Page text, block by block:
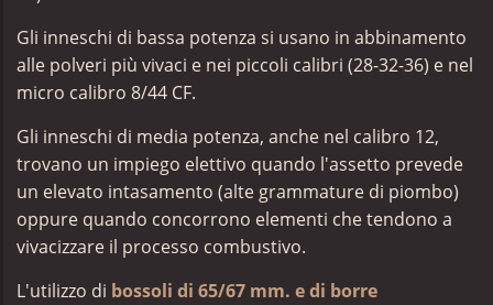
Gli inneschi di bassa potenza si usano in abbinamento
alle polveri più vivaci e nei piccoli calibri (28-32-36) e nel
micro calibro 8/44 CF.
Gli inneschi di media potenza, anche nel calibro 12,
trovano un impiego elettivo quando l'assetto prevede
un elevato intasamento (alte grammature di piombo)
oppure quando concorrono elementi che tendono a
vivacizzare il processo combustivo.
L'utilizzo di bossoli di 65/67 mm. e di borre